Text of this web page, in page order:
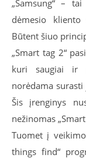
„Samsung“ –
dėmesio
Būtent šiuo
„Smart tag 2“
kuri saugiai ir
norėdama
Šis įrenginys
nežinomas
Tuomet į
things find“